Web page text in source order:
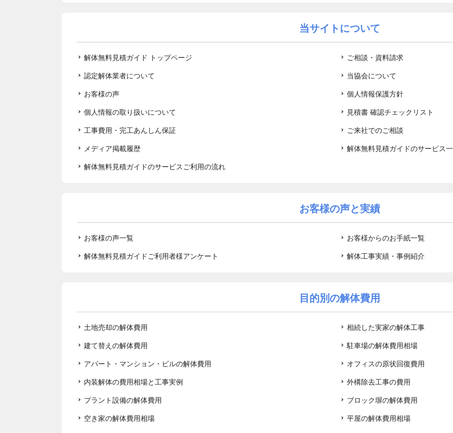
当サイトについて
解体無料見積ガイド トップページ ご相談・資料請求
認定解体業者について 当協会について
お客様の声 個人情報保護方針
個人情報の取り扱いについて 見積書 確認チェックリスト
工事費用・完工あんしん保証 ご来社でのご相談
メディア掲載履歴 解体無料見積ガイドのサービス
解体無料見積ガイドのサービスご利用の流れ
お客様の声と実績
お客様の声一覧 お客様からのお手紙一覧
解体無料見積ガイドご利用者様アンケート 解体工事実績・事例紹介
目的別の解体費用
土地売却の解体費用 相続した実家の解体工事
建て替えの解体費用 駐車場の解体費用相場
アパート・マンション・ビルの解体費用 オフィスの原状回復費用
内装解体の費用相場と工事実例 外構除去工事の費用
プラント設備の解体費用 ブロック塀の解体費用
空き家の解体費用相場 平屋の解体費用相場